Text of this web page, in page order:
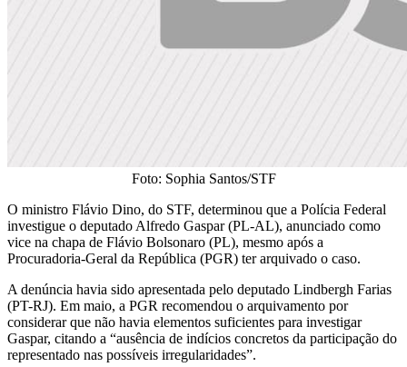
Foto: Sophia Santos/STF
O ministro Flávio Dino, do STF, determinou que a Polícia Federal
investigue o deputado Alfredo Gaspar (PL-AL), anunciado como
vice na chapa de Flávio Bolsonaro (PL), mesmo após a
Procuradoria-Geral da República (PGR) ter arquivado o caso.
A denúncia havia sido apresentada pelo deputado Lindbergh Farias
(PT-RJ). Em maio, a PGR recomendou o arquivamento por
considerar que não havia elementos suficientes para investigar
Gaspar, citando a “ausência de indícios concretos da participação do
representado nas possíveis irregularidades”.